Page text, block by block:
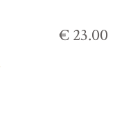
€ 23.00